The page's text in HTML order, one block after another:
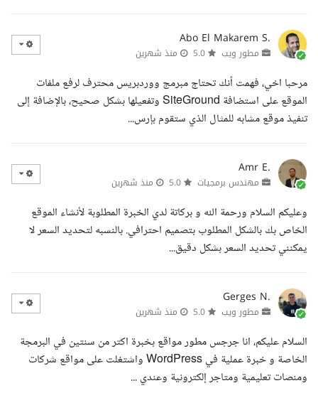
Abo El Makarem S.
مطور ويب منذ شهرين
مرحبا اخي، فهمت أنك تحتاج مبرمج ووردبريس محترف لرفع ملفات
الموقع على استضافة SiteGround وتفعيلها بشكل صحيح، بالإضافة إلى
تنفيذ موقع مشابه للمثال الذي ستقوم بإرس...
Amr E.
مهندس برمجيات منذ شهرين
وعليكم السلام ورحمة الله و بركاتة لدي الخبرة المطلوبة لأنشاء الموقع
الخاص بك بالشكل المطلوب بتصميم احترافي. بالنسبه لتحديد السعر لا
يمكنني تحديد السعر بشكل دقيق...
Gerges N.
مطور ويب منذ شهرين
السلام عليكم، انا جرجس مطور مواقع بخبرة اكتر من سنتين في البرمجة
الخاصة و خبرة عملية في WordPress واشتغلت على مواقع شركات
ومنصات تعليمية ومتاجر إلكترونية وعندي ...